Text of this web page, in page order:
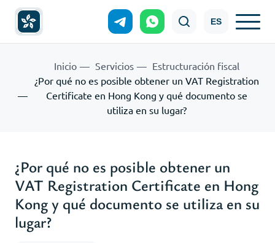
ES
Inicio Servicios
Estructuración fiscal
¿Por qué no es posible obtener un VAT Registration
Certificate en Hong Kong y qué documento se
utiliza en su lugar?
¿Por qué no es posible obtener un
VAT Registration Certificate en Hong
Kong y qué documento se utiliza en su
lugar?